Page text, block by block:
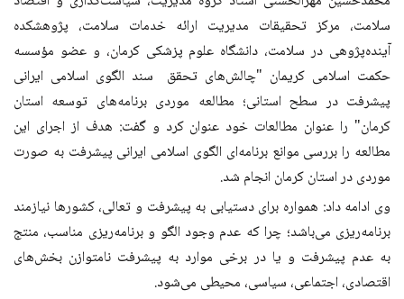
سلامت، مرکز تحقیقات مدیریت ارائه خدمات سلامت، پژوهشکده
آینده‌پژوهی در سلامت، دانشگاه علوم پزشکی کرمان، و عضو مؤسسه
حکمت اسلامی کریمان "چالش‌های تحقق سند الگوی اسلامی ایرانی
پیشرفت در سطح استانی؛ مطالعه موردی برنامه‌های توسعه استان
کرمان" را عنوان مطالعات خود عنوان کرد و گفت: هدف از اجرای این
مطالعه را بررسی موانع برنامه‌ای الگوی اسلامی ایرانی پیشرفت به صورت
موردی در استان کرمان انجام شد.
وی ادامه داد: همواره برای دستیابی به پیشرفت و تعالی، کشورها نیازمند
برنامه‌ریزی می‌باشد؛ چرا که عدم وجود الگو و برنامه‌ریزی مناسب، منتج
به عدم پیشرفت و یا در برخی موارد به پیشرفت نامتوازن بخش‌های
اقتصادی، اجتماعی، سیاسی، محیطی می‌شود.